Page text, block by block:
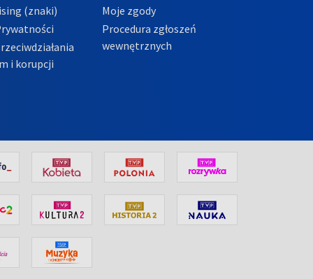
(znaki)
i korupcji
Moje zgody
Procedura zgłoszeń
wewnętrznych